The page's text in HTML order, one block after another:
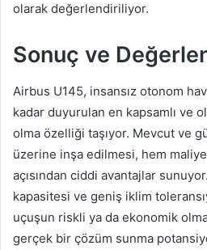
olarak değerlendiriliyor.
Sonuç ve
Airbus U145, insansız otonom
kadar duyurulan en kapsamlı ve
olma özelliği taşıyor. Mevcut ve
üzerine inşa edilmesi, hem
açısından ciddi avantajlar
kapasitesi ve geniş iklim
uçuşun riskli ya da ekonomik
gerçek bir çözüm sunma